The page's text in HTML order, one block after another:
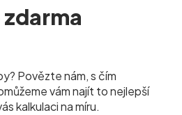
zdarma
Povězte nám, s čím
vám najít to nejlepší
kalkulaci na míru.